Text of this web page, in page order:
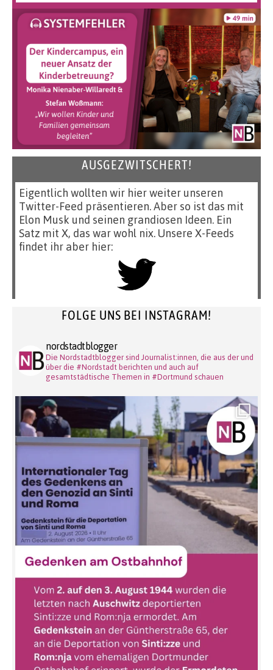
AUSGEZWITSCHERT!
Eigentlich wollten wir hier weiter unseren
Twitter-Feed präsentieren. Aber so ist das mit
Elon Musk und seinen grandiosen Ideen. Ein
Satz mit X, das war wohl nix. Unsere X-Feeds
findet ihr aber hier:
FOLGE UNS BEI INSTAGRAM!
nordstadtblogger
Die Nordstadtblogger sind Journalist:innen, die aus der und
über die #Nordstadt berichten und auch auf
gesamtstädtische Themen in #Dortmund schauen